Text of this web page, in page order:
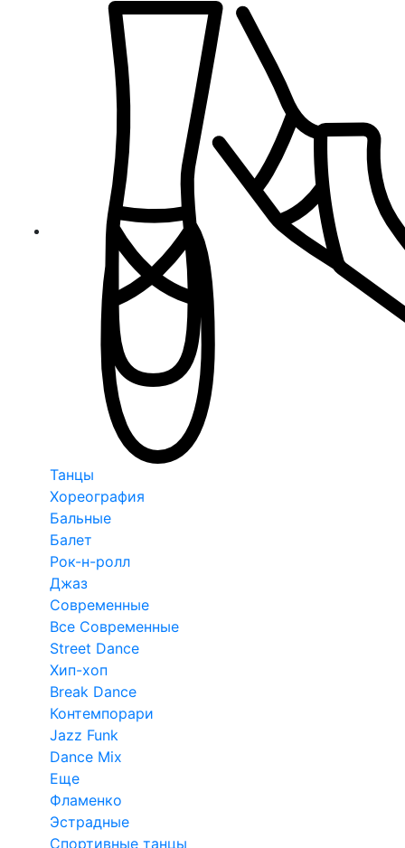
Танцы
Хореография
Бальные
Балет
Рок-н-ролл
Джаз
Современные
Все Современные
Street Dance
Хип-хоп
Break Dance
Контемпорари
Jazz Funk
Dance Mix
Еще
Фламенко
Эстрадные
Спортивные танцы